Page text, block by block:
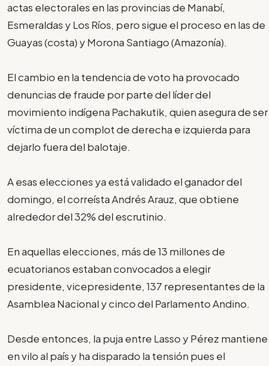
actas electorales en las provincias de Manabí,
Esmeraldas y Los Ríos, pero sigue el proceso en las de
Guayas (costa) y Morona Santiago (Amazonía).
El cambio en la tendencia de voto ha provocado
denuncias de fraude por parte del líder del
movimiento indígena Pachakutik, quien asegura de ser
víctima de un complot de derecha e izquierda para
dejarlo fuera del balotaje.
A esas elecciones ya está validado el ganador del
domingo, el correísta Andrés Arauz, que obtiene
alrededor del 32% del escrutinio.
En aquellas elecciones, más de 13 millones de
ecuatorianos estaban convocados a elegir
presidente, vicepresidente, 137 representantes de la
Asamblea Nacional y cinco del Parlamento Andino.
Desde entonces, la puja entre Lasso y Pérez mantiene
en vilo al país y ha disparado la tensión pues el